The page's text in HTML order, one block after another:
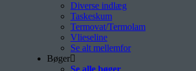
Diverse indlæg
Taskeskum
Termovat/Termolam
Vlieseline
Se alt mellemfor
Bøger